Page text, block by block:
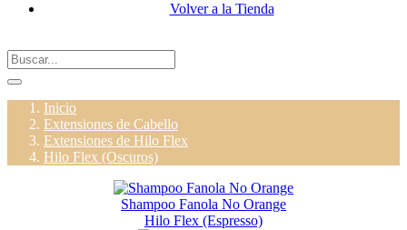
Volver a la Tienda
Inicio
Extensiones de Cabello
Extensiones de Hilo Flex
Hilo Flex (Oscuros)
Shampoo Fanola No Orange
Hilo Flex (Espresso)